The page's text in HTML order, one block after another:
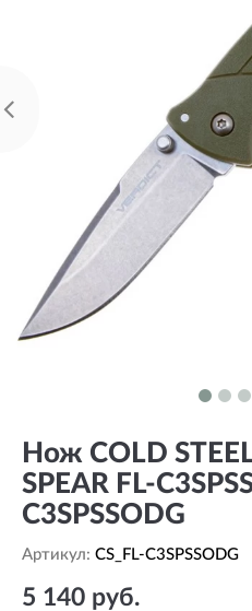
Нож COLD
SPEAR FL-
C3SPSSODG
Артикул: CS_FL-C3SPSSODG
5 140 руб.